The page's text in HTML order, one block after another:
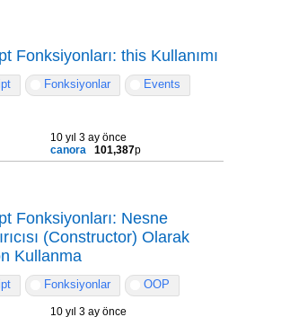
Fonksiyonları: this Kullanımı
Fonksiyonlar
Events
10 yıl 3 ay önce
canora
101,387p
Fonksiyonları: Nesne
(Constructor) Olarak
Kullanma
Fonksiyonlar OOP
10 yıl 3 ay önce